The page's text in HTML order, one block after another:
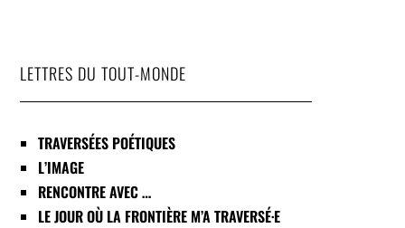
LETTRES DU TOUT-MONDE
TRAVERSÉES POÉTIQUES
L’IMAGE
RENCONTRE AVEC …
LE JOUR OÙ LA FRONTIÈRE M’A TRAVERSÉ·E